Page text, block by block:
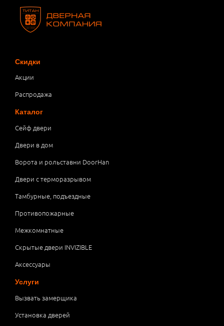
Скидки
Акции
Распродажа
Каталог
Сейф двери
Двери в дом
Ворота и рольставни DoorHan
Двери с терморазрывом
Тамбурные, подъездные
Противопожарные
Межкомнатные
Скрытые двери INVIZIBLE
Аксессуары
Услуги
Вызвать замерщика
Установка дверей